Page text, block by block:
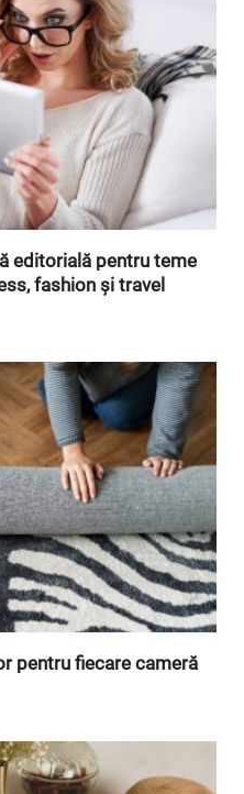
editorială pentru teme
fashion și travel
pentru fiecare cameră